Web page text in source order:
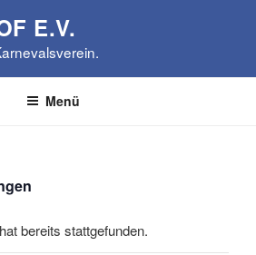
E.V.
Menü
bereits stattgefunden.